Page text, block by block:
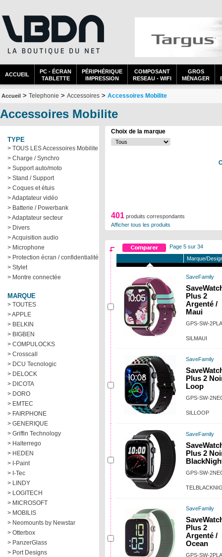
ACCUEIL
PC - ÉCRAN
TABLETTE
PÉRIPHÉRIQUE
IMPRESSION
COMPOSANT
RESEAU - WIFI
GROS
MÉNAGER
Accueil > Telephonie > Accessoires > Accessoires Mobilite
Accessoires Mobilite
TYPE
> TOUS LES Accessoires Mobilite
> Charge / Synchro
> Support auto/moto
> Stand / Support
> Coques et étuis
> Adaptateur vidéo
> Batterie / Powerbank
> Adaptateur secteur
> Divers
> Acquisition audio
> Microphone
> Protection écran / confidentialité
> Stylet
> Montre connectée
MARQUE
> TOUTES
> APPLE
> BELKIN
> BIGBEN
> COMPULOCKS
> Crosscall
> DCU Tecnologic
> DELOCK
> DICOTA
> DORO
> EMTEC
> FAIRPHONE
> GENERIQUE
> Griffin Technology
> Halterrego
> HEDEN
> I-Paint
> I-Tec
> LINDY
> LOGITECH
> MICROSOFT
> MOBILIS
> Neomounts by Newstar
> Otterbox
> PanzerGlass
> Port Designs
Choix de la marque
401 produits correspondants
Afficher tous les produits
Page 5 sur 34
Marque/
SaveFamily
Plus 2
Argenté /
Maui
GPS-SW-
SILMAUI
SaveFamily
Plus 2
Loop
GPS-SW-
SILLOOP
SaveFamily
Plus 2
GPS-SW-
SaveFamily
Plus 2
Argenté /
Ocean
GPS-SW-